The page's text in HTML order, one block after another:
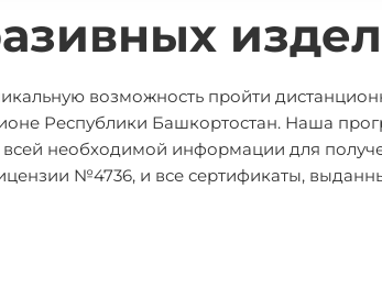
возможность пройти
Республики Башкортостан. Наша
необходимой информации для
№4736, и все сертификаты,